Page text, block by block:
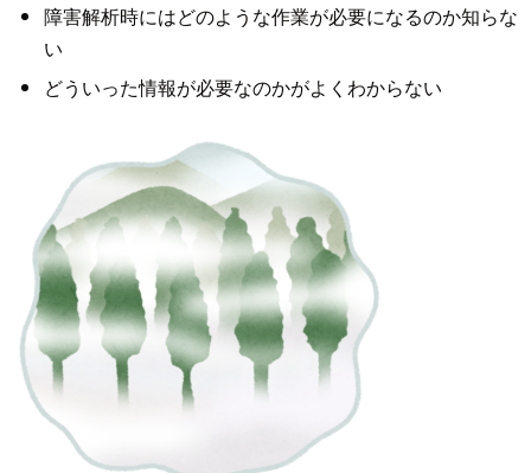
障害解析時にはどのような作業が必要になるのか知らな
い
どういった情報が必要なのかがよくわからない